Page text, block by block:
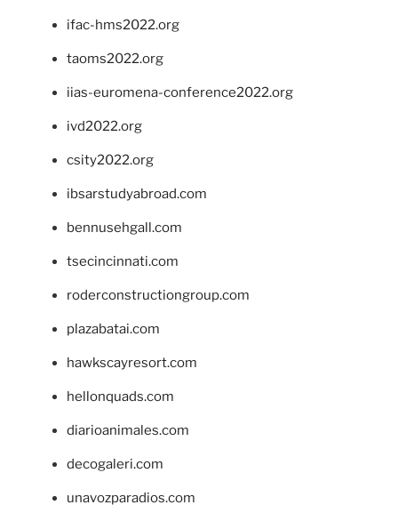
ifac-hms2022.org
taoms2022.org
iias-euromena-conference2022.org
ivd2022.org
csity2022.org
ibsarstudyabroad.com
bennusehgall.com
tsecincinnati.com
roderconstructiongroup.com
plazabatai.com
hawkscayresort.com
hellonquads.com
diarioanimales.com
decogaleri.com
unavozparadios.com